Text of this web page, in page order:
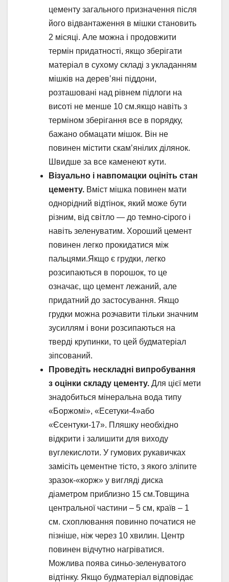
цементу загального призначення після
його відвантаження в мішки становить
2 місяці. Але можна і продовжити
термін придатності, якщо зберігати
матеріал в сухому складі з укладанням
мішків на дерев’яні піддони,
розташовані над рівнем підлоги на
висоті не менше 10 см.якщо навіть з
терміном зберігання все в порядку,
бажано обмацати мішок. Він не
повинен містити скам’янілих ділянок.
Швидше за все каменеют кути.
Візуально і навпомацки оцініть стан
цементу. Вміст мішка повинен мати
однорідний відтінок, який може бути
різним, від світло — до темно-сірого і
навіть зеленуватим. Хороший цемент
повинен легко прокидатися між
пальцями.Якщо є грудки, легко
розсипаються в порошок, то це
означає, що цемент лежаний, але
придатний до застосування. Якщо
грудки можна розчавити тільки значним
зусиллям і вони розсипаються на
тверді крупинки, то цей будматеріал
зіпсований.
Проведіть нескладні випробування
з оцінки складу цементу. Для цієї мети
знадобиться мінеральна вода типу
«Боржомі», «Есетуки-4»або
«Єсентуки-17». Пляшку необхідно
відкрити і залишити для виходу
вуглекислоти. У гумових рукавичках
замісіть цементне тісто, з якого зліпите
зразок-«корж» у вигляді диска
діаметром приблизно 15 см.Товщина
центральної частини – 5 см, країв – 1
см. схоплювання повинно початися не
пізніше, ніж через 10 хвилин. Центр
повинен відчутно нагріватися.
Можлива поява синьо-зеленуватого
відтінку. Якщо будматеріал відповідає